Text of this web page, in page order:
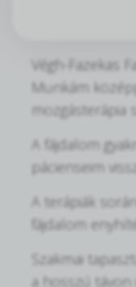
Végh-Fazekas
Munkám
mozgásterápia
A fájdalom
pácienseim
A terápiák
fájdalom
Szakmai
a hosszú